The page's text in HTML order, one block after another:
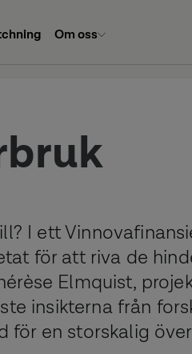
Om oss
I ett
för att riva de
Elmquist,
insikterna från
för en storskalig